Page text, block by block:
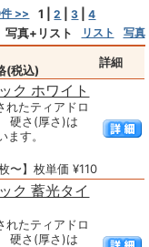
>> 1 |2 |3 |4
写真+リスト リスト 写真
(税込)
詳細
ク ホワイト
れたティアドロ
硬さ(厚さ)は
す。
枚〜】枚単価 ¥110
ク 蓄光タイ
れたティアドロ
硬さ(厚さ)は